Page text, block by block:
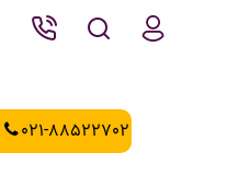
021-88522702